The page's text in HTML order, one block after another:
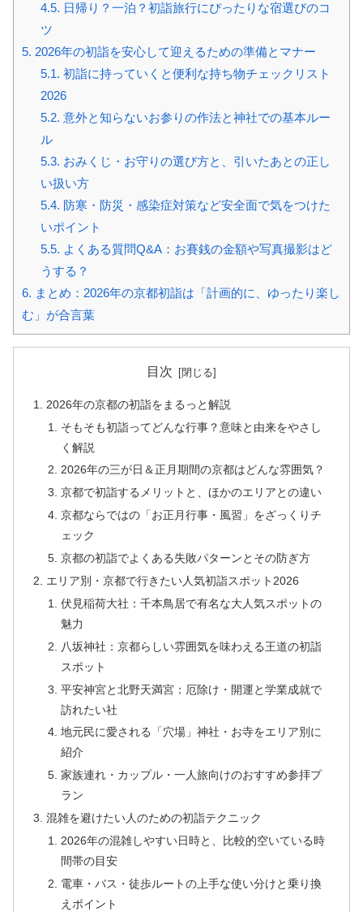
4.5. 日帰り？一泊？初詣旅行にぴったりな宿選びのコ
ツ
5. 2026年の初詣を安心して迎えるための準備とマナー
5.1. 初詣に持っていくと便利な持ち物チェックリスト
2026
5.2. 意外と知らないお参りの作法と神社での基本ルー
ル
5.3. おみくじ・お守りの選び方と、引いたあとの正し
い扱い方
5.4. 防寒・防災・感染症対策など安全面で気をつけた
いポイント
5.5. よくある質問Q&A：お賽銭の金額や写真撮影はど
うする？
6. まとめ：2026年の京都初詣は「計画的に、ゆったり楽し
む」が合言葉
目次
2026年の京都の初詣をまるっと解説
そもそも初詣ってどんな行事？意味と由来をやさし
く解説
2026年の三が日＆正月期間の京都はどんな雰囲気？
京都で初詣するメリットと、ほかのエリアとの違い
京都ならではの「お正月行事・風習」をざっくりチ
ェック
京都の初詣でよくある失敗パターンとその防ぎ方
エリア別・京都で行きたい人気初詣スポット2026
伏見稲荷大社：千本鳥居で有名な大人気スポットの
魅力
八坂神社：京都らしい雰囲気を味わえる王道の初詣
スポット
平安神宮と北野天満宮：厄除け・開運と学業成就で
訪れたい社
地元民に愛される「穴場」神社・お寺をエリア別に
紹介
家族連れ・カップル・一人旅向けのおすすめ参拝プ
ラン
混雑を避けたい人のための初詣テクニック
2026年の混雑しやすい日時と、比較的空いている時
間帯の目安
電車・バス・徒歩ルートの上手な使い分けと乗り換
えポイント